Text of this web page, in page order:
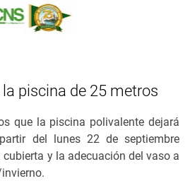
la piscina de 25 metros
que la piscina polivalente dejará
del lunes 22 de septiembre
y la adecuación del vaso a